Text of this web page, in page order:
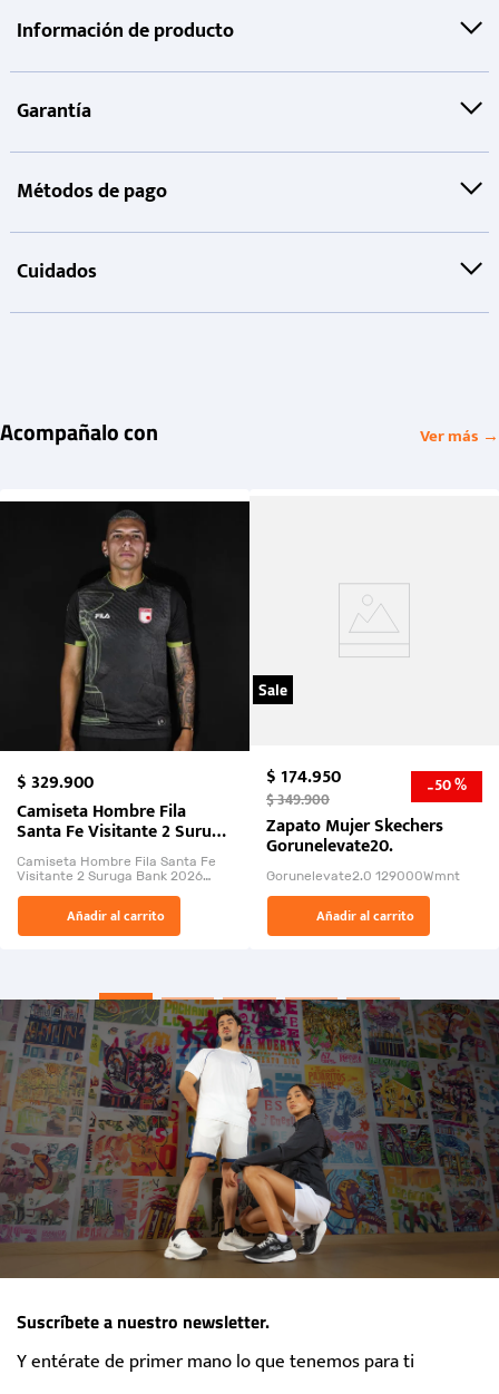
Información de producto
Garantía
Métodos de pago
Cuidados
Acompañalo con Ver más →
$329.900
Camiseta Hombre Fila
Santa Fe Visitante 2 Suruga
Bank 2026
Camiseta Hombre Fila Santa Fe
Visitante 2 Suruga Bank 2026
El Rugido del Sol Naciente:
“Primeros para la Et...
Añadir al carrito
Sale
$174.950
$349.900 -50 %
Zapato Mujer Skechers
Gorunelevate20.
Gorunelevate2.0 129000Wmnt
Añadir al carrito
Suscríbete a nuestro newsletter.
Y entérate de primer mano lo que tenemos para ti